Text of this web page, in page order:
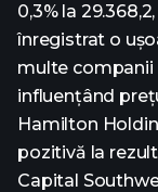
0,3% la
înregistrat o
multe companii
influențând
Hamilton
pozitivă la
Capital